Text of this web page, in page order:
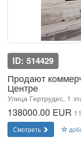
ID: 514429
Продают
Центре
Улица Гертрудес, 1
138000.00 EUR
Смотреть